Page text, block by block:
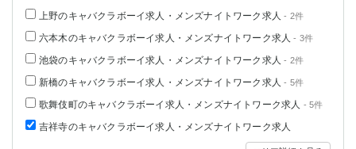
上野のキャバクラボーイ求人・メンズナイトワーク求人 - 2件
六本木のキャバクラボーイ求人・メンズナイトワーク求人 - 3件
池袋のキャバクラボーイ求人・メンズナイトワーク求人 - 2件
新橋のキャバクラボーイ求人・メンズナイトワーク求人 - 5件
歌舞伎町のキャバクラボーイ求人・メンズナイトワーク求人 - 5件
吉祥寺のキャバクラボーイ求人・メンズナイトワーク求人
東金
栃木県
宇都宮
茨城県